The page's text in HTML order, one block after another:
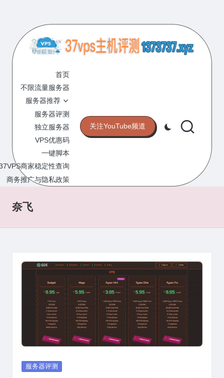
content
7
V
P
S
主
机
评
测
的
VPS
网
站
首页
不限流量服务器
服务器推荐
服务器评测
独立服务器
VPS优惠码
一键脚本
商家稳定性查询
商务推广与隐私政策
关注YouTube频道
奈飞
Posted
服务器评测